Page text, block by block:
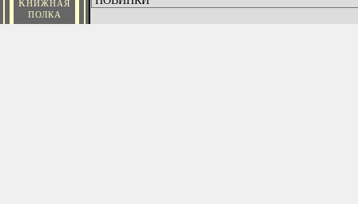
КНИЖНАЯ
ПОЛКА